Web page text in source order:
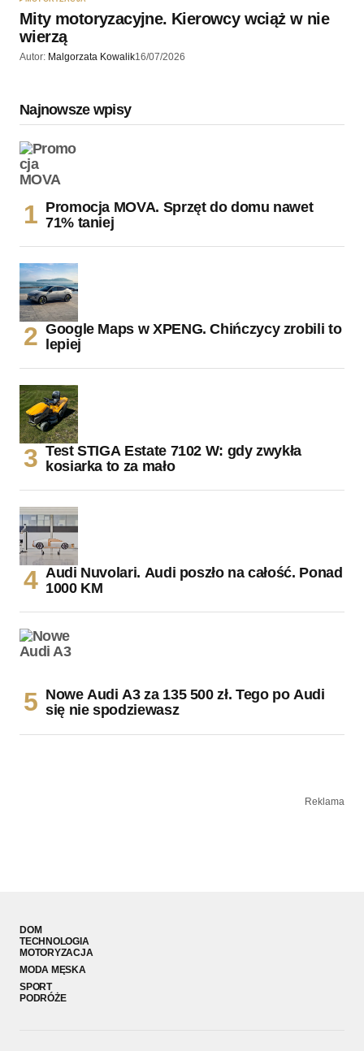
Mity motoryzacyjne. Kierowcy wciąż w nie
wierzą
Autor: Malgorzata Kowalik16/07/2026
Najnowsze wpisy
Promocja MOVA. Sprzęt do domu nawet
71% taniej
Google Maps w XPENG. Chińczycy zrobili to
lepiej
Test STIGA Estate 7102 W: gdy zwykła
kosiarka to za mało
Audi Nuvolari. Audi poszło na całość. Ponad
1000 KM
Nowe Audi A3 za 135 500 zł. Tego po Audi
się nie spodziewasz
Reklama
DOM
TECHNOLOGIA
MOTORYZACJA
MODA MĘSKA
SPORT
PODRÓŻE